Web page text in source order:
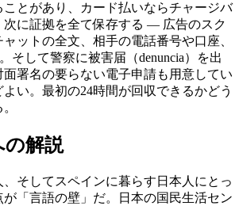
とがあり、カード払いならチャージバ
次に証拠を全て保存する ― 広告のスク
ットの全文、相手の電話番号や口座、
そして警察に被害届（denuncia）を出
署名の要らない電子申請も用意してい
い。最初の24時間が回収できるかどう
の解説
、そしてスペインに暮らす日本人にとっ
「言語の壁」だ。日本の国民生活セン